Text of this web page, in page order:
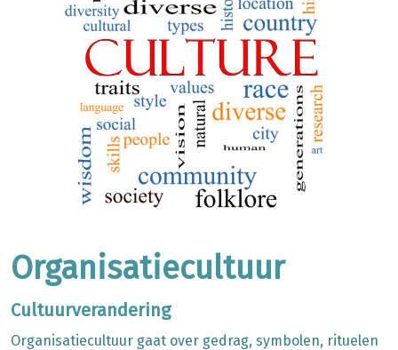
Organisatiecultuur
Cultuurverandering
Organisatiecultuur gaat over gedrag, symbolen, rituelen